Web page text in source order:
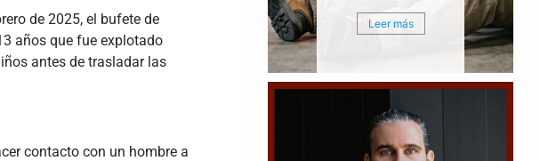
de 2025, el bufete de
años que fue explotado
antes de trasladar las
contacto con un hombre a
Leer más Leer más